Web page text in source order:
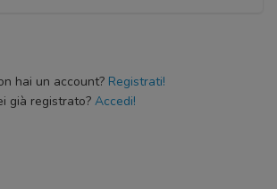
hai un account? Registrati!
già registrato? Accedi!